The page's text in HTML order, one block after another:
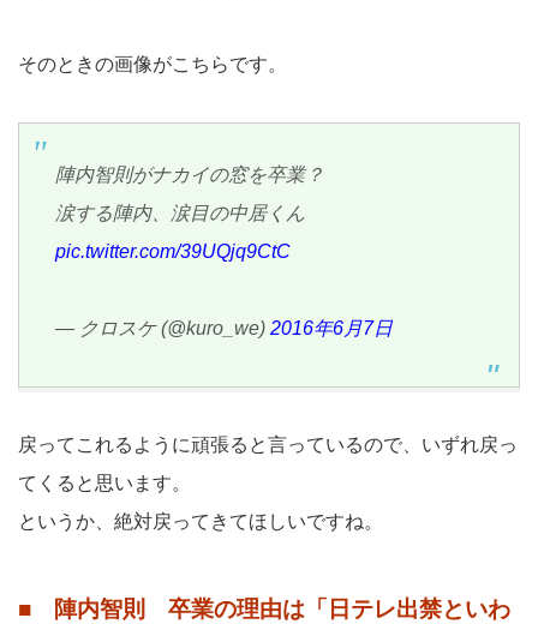
そのときの画像がこちらです。
陣内智則がナカイの窓を卒業？
涙する陣内、涙目の中居くん
pic.twitter.com/39UQjq9CtC
— クロスケ (@kuro_we) 2016年6月7日
戻ってこれるように頑張ると言っているので、いずれ戻っ
てくると思います。
というか、絶対戻ってきてほしいですね。
■ 陣内智則 卒業の理由は「日テレ出禁といわ